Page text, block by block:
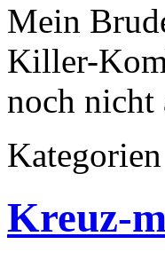
Mein
Killer-
noch nicht
Kategorien
Kreuz-